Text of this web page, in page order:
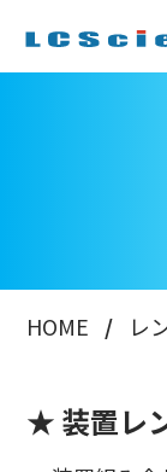
HOME レ
★ 装置レ